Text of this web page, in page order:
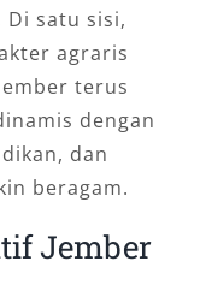
Di satu sisi,
agraris
terus
dengan
dan
beragam.
Jember